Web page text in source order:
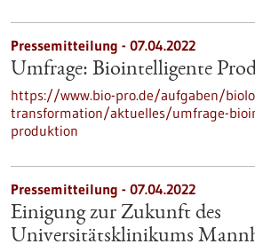
Pressemitteilung - 07.04.2022
Umfrage: Biointelligente
https://www.bio-pro.de/aufgaben/
transformation/aktuelles/umfrage-
produktion
Pressemitteilung - 07.04.2022
Einigung zur Zukunft des
Universitätsklinikums